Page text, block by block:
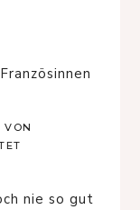
VON